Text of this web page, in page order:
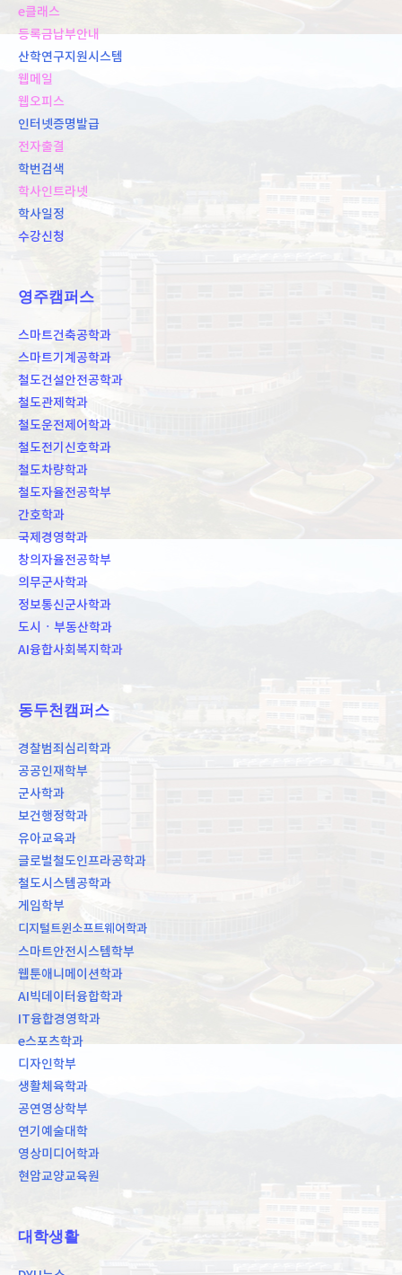
e클래스
등록금납부안내
산학연구지원시스템
웹메일
웹오피스
인터넷증명발급
전자출결
학번검색
학사인트라넷
학사일정
수강신청
영주캠퍼스
스마트건축공학과
스마트기계공학과
철도건설안전공학과
철도관제학과
철도운전제어학과
철도전기신호학과
철도차량학과
철도자율전공학부
간호학과
국제경영학과
창의자율전공학부
의무군사학과
정보통신군사학과
도시ㆍ부동산학과
AI융합사회복지학과
동두천캠퍼스
경찰범죄심리학과
공공인재학부
군사학과
보건행정학과
유아교육과
글로벌철도인프라공학과
철도시스템공학과
게임학부
디지털트윈소프트웨어학과
스마트안전시스템학부
웹툰애니메이션학과
AI빅데이터융합학과
IT융합경영학과
e스포츠학과
디자인학부
생활체육학과
공연영상학부
연기예술대학
영상미디어학과
현암교양교육원
대학생활